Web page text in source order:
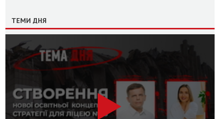
ТЕМИ ДНЯ